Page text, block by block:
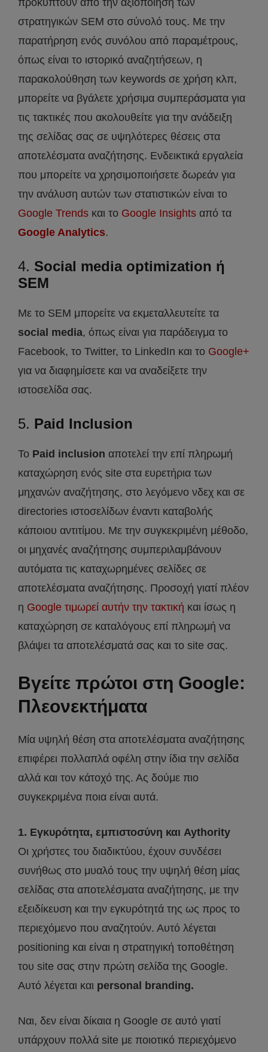
στρατηγικών SEM στο σύνολό τους. Με την
παρατήρηση ενός συνόλου από παραμέτρους,
όπως είναι το ιστορικό αναζητήσεων, η
παρακολούθηση των keywords σε χρήση κλπ,
μπορείτε να βγάλετε χρήσιμα συμπεράσματα για
τις τακτικές που ακολουθείτε για την ανάδειξη
της σελίδας σας σε υψηλότερες θέσεις στα
αποτελέσματα αναζήτησης. Ενδεικτικά εργαλεία
που μπορείτε να χρησιμοποιήσετε δωρεάν για
την ανάλυση αυτών των στατιστικών είναι το
Google Trends και το Google Insights από τα
Google Analytics.
4. Social media optimization ή
SEM
Με το SEM μπορείτε να εκμεταλλευτείτε τα
social media, όπως είναι για παράδειγμα το
Facebook, το Twitter, το LinkedIn και το Google+
για να διαφημίσετε και να αναδείξετε την
ιστοσελίδα σας.
5. Paid Inclusion
To Paid inclusion αποτελεί την επί πληρωμή
καταχώρηση ενός site στα ευρετήρια των
μηχανών αναζήτησης, στο λεγόμενο νδεχ και σε
directories ιστοσελίδων έναντι καταβολής
κάποιου αντιτίμου. Με την συγκεκριμένη μέθοδο,
οι μηχανές αναζήτησης συμπεριλαμβάνουν
αυτόματα τις καταχωρημένες σελίδες σε
αποτελέσματα αναζήτησης. Προσοχή γιατί πλέον
η Google τιμωρεί αυτήν την τακτική και ίσως η
καταχώρηση σε καταλόγους επί πληρωμή να
βλάψει τα αποτελέσματά σας και το site σας.
Βγείτε πρώτοι στη Google:
Πλεονεκτήματα
Μία υψηλή θέση στα αποτελέσματα αναζήτησης
επιφέρει πολλαπλά οφέλη στην ίδια την σελίδα
αλλά και τον κάτοχό της. Ας δούμε πιο
συγκεκριμένα ποια είναι αυτά.
1. Εγκυρότητα, εμπιστοσύνη και Aythority
Οι χρήστες του διαδικτύου, έχουν συνδέσει
συνήθως στο μυαλό τους την υψηλή θέση μίας
σελίδας στα αποτελέσματα αναζήτησης, με την
εξειδίκευση και την εγκυρότητά της ως προς το
περιεχόμενο που αναζητούν. Αυτό λέγεται
positioning και είναι η στρατηγική τοποθέτηση
του site σας στην πρώτη σελίδα της Google.
Αυτό λέγεται και personal branding.
Ναι, δεν είναι δίκαια η Google σε αυτό γιατί
υπάρχουν πολλά site με ποιοτικό περιεχόμενο